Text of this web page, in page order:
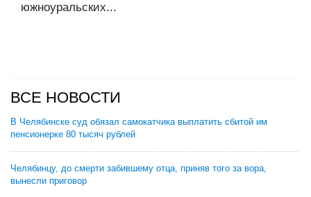
южноуральских...
ВСЕ НОВОСТИ
В Челябинске суд обязал самокатчика выплатить сбитой им
пенсионерке 80 тысяч рублей
Челябинцу, до смерти забившему отца, приняв того за вора,
вынесли приговор